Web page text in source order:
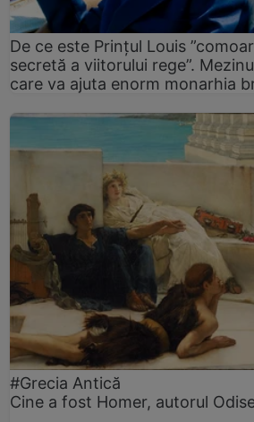
De ce este Prințul Louis
secretă a viitorului rege”.
care va ajuta enorm monarhia
#Grecia Antică
Cine a fost Homer, autorul